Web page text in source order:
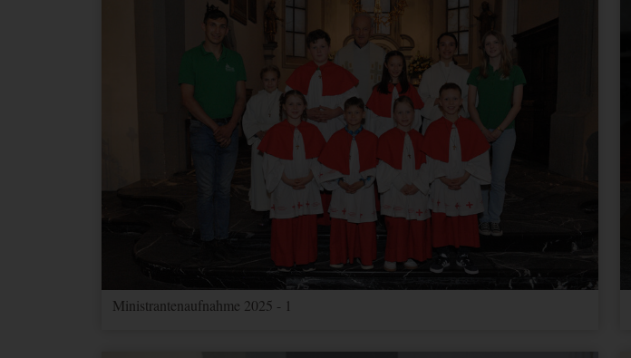
Ministrantenaufnahme 2025 - 1